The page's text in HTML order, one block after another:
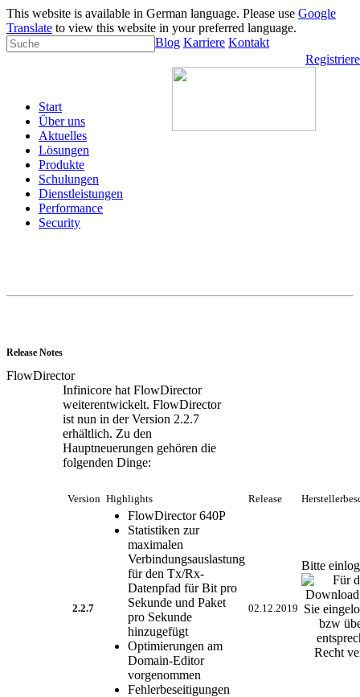
This website is available in German language. Please use Google
Translate to view this website in your preferred language.
Blog Karriere Kontakt
Start
Über uns
Aktuelles
Lösungen
Produkte
Schulungen
Dienstleistungen
Performance
Security
Release Notes
FlowDirector
Infinicore hat FlowDirector
weiterentwickelt. FlowDirector
ist nun in der Version 2.2.7
erhältlich. Zu den
Hauptneuerungen gehören die
folgenden Dinge:
Version Highlights Release
2.2.7
FlowDirector 640P
Statistiken zur
maximalen
Verbindungsauslastung
für den Tx/Rx-
Datenpfad für Bit pro
Sekunde und Paket
pro Sekunde
hinzugefügt
Optimierungen am
Domain-Editor
vorgenommen
Fehlerbeseitigungen
02.12.2019
Bitte